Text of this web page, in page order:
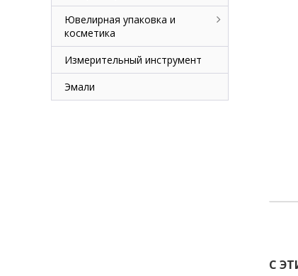
С
Ювелирная упаковка и
косметика
Измерительный инструмент
Эмали